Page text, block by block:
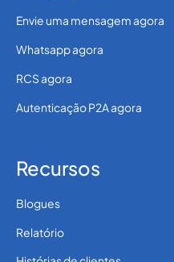
Envie uma mensagem agora
Whatsapp agora
RCS agora
Autenticação P2A agora
Recursos
Blogues
Relatório